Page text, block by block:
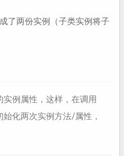
了两份实例（子类实例将子
例属性，这样，在调用
化两次实例方法/属性，